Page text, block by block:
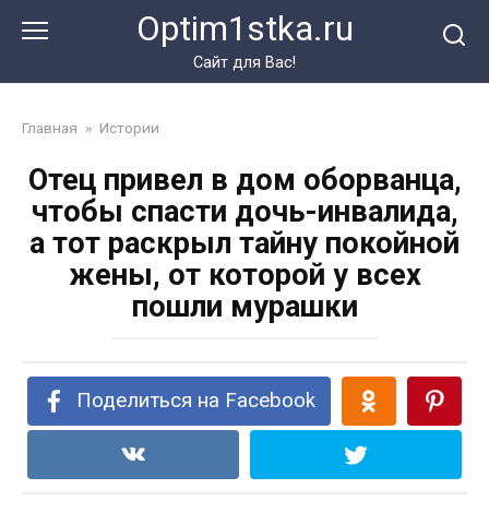
Optim1stka.ru
Сайт для Вас!
Главная » Истории
Отец привел в дом оборванца,
чтобы спасти дочь-инвалида,
а тот раскрыл тайну покойной
жены, от которой у всех
пошли мурашки
Поделиться на Facebook